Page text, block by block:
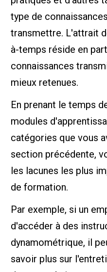
type de
transmettre. L'attrait
à-temps réside en
connaissances
mieux retenues.
En prenant le temps
modules
catégories que vous
section précédente,
les lacunes les plus
de formation.
Par exemple, si un
d'accéder à des
dynamométrique, il
savoir plus sur